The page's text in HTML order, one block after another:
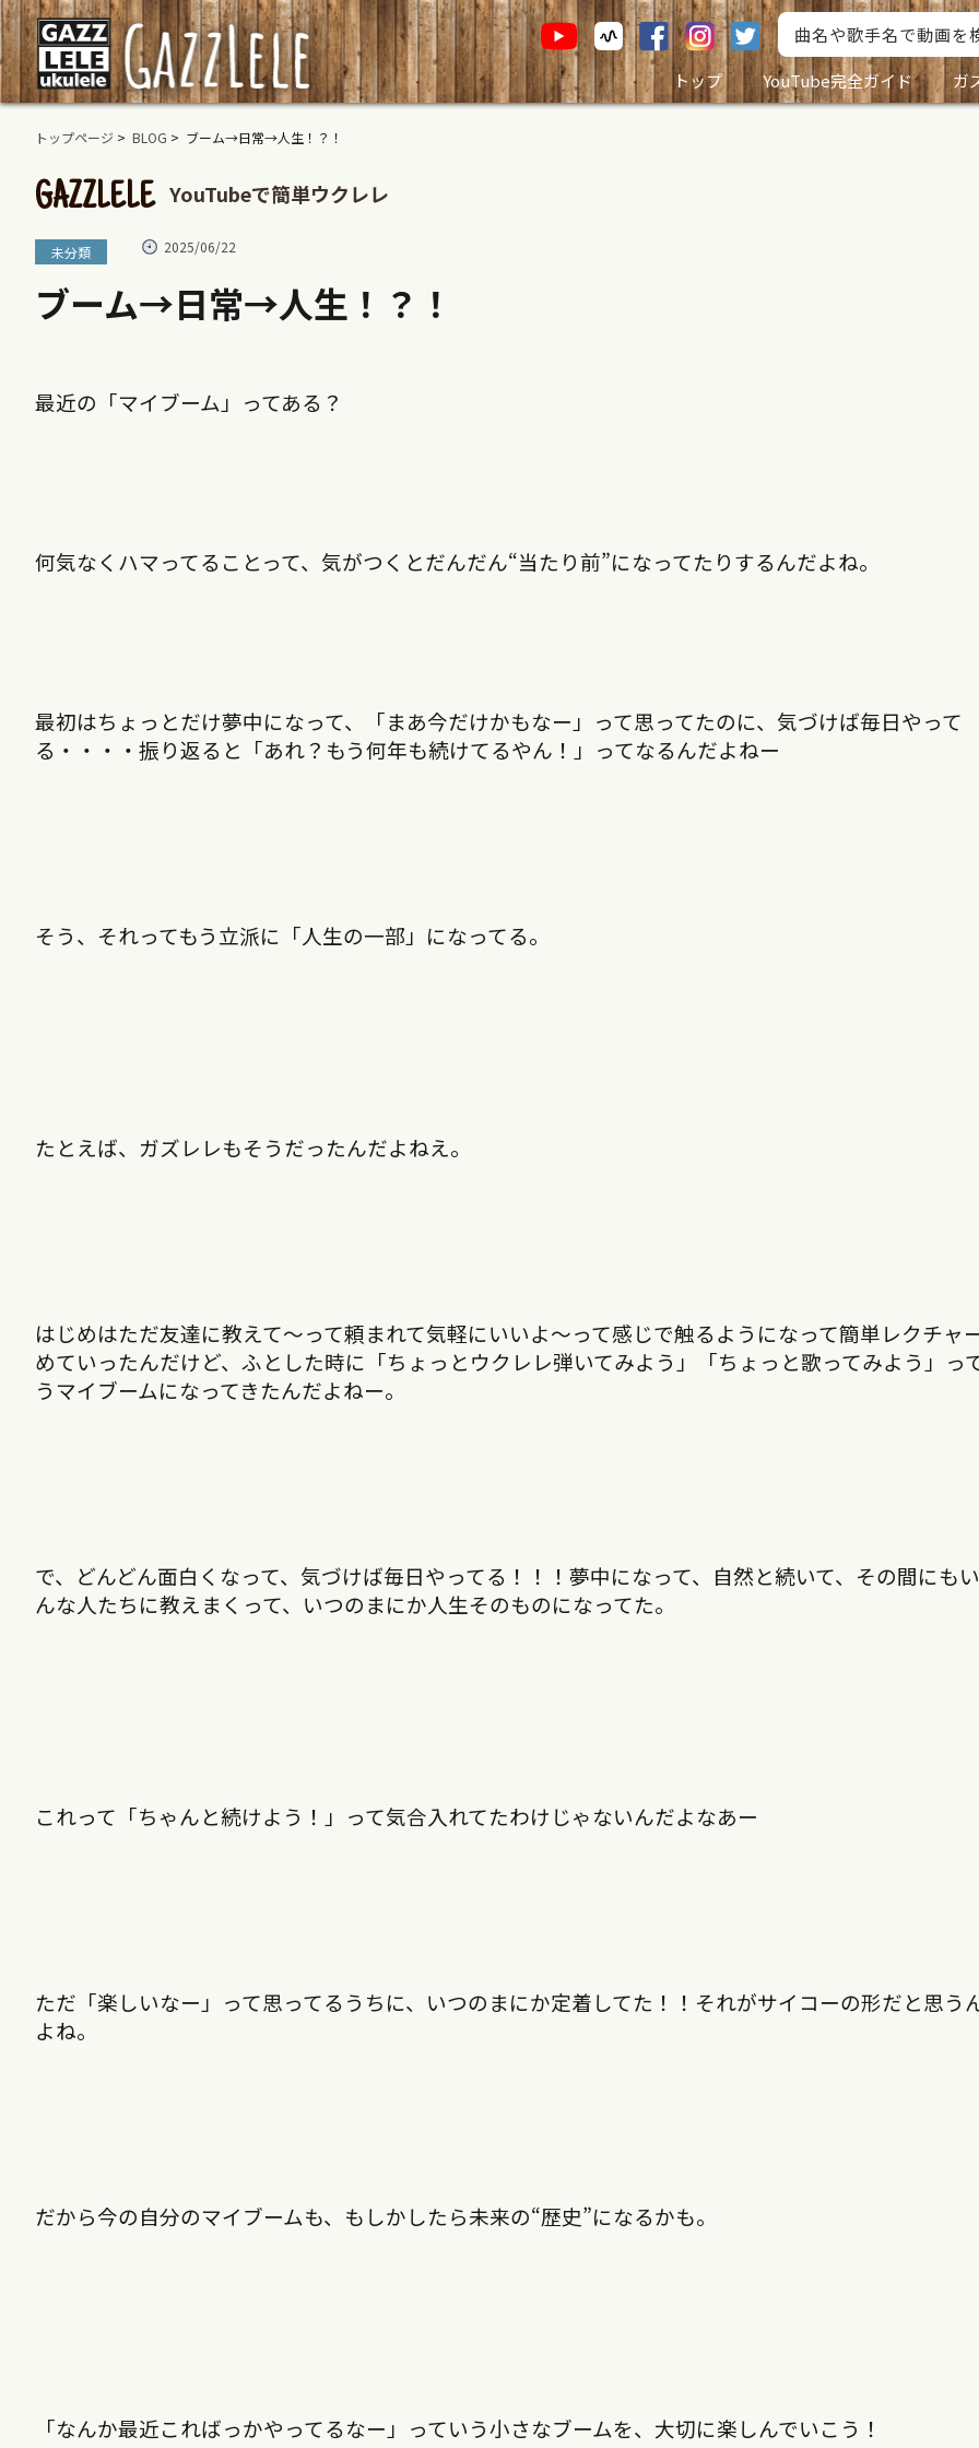
トップ YouTube完全ガイド ガ
トップページ > BLOG > ブーム→日常→人生！？！
GAZZLELE YouTubeで簡単ウクレレ
未分類 2025/06/22
ブーム→日常→人生！？！
最近の「マイブーム」ってある？
何気なくハマってることって、気がつくとだんだん“当たり前”になってたりするんだよね。
最初はちょっとだけ夢中になって、「まあ今だけかもなー」って思ってたのに、気づけば毎日やって
る・・・・振り返ると「あれ？もう何年も続けてるやん！」ってなるんだよねー
そう、それってもう立派に「人生の一部」になってる。
たとえば、ガズレレもそうだったんだよねえ。
はじめはただ友達に教えて〜って頼まれて気軽にいいよ〜って感じで触るようになって簡単レクチャ
めていったんだけど、ふとした時に「ちょっとウクレレ弾いてみよう」「ちょっと歌ってみよう」っ
うマイブームになってきたんだよねー。
で、どんどん面白くなって、気づけば毎日やってる！！！夢中になって、自然と続いて、その間にも
んな人たちに教えまくって、いつのまにか人生そのものになってた。
これって「ちゃんと続けよう！」って気合入れてたわけじゃないんだよなあー
ただ「楽しいなー」って思ってるうちに、いつのまにか定着してた！！それがサイコーの形だと思う
よね。
だから今の自分のマイブームも、もしかしたら未来の“歴史”になるかも。
「なんか最近こればっかやってるなー」っていう小さなブームを、大切に楽しんでいこう！